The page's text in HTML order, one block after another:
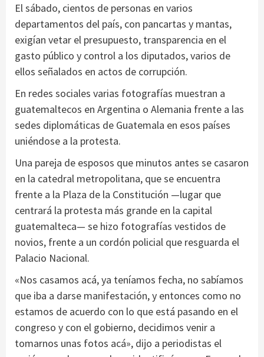
El sábado, cientos de personas en varios
departamentos del país, con pancartas y mantas,
exigían vetar el presupuesto, transparencia en el
gasto público y control a los diputados, varios de
ellos señalados en actos de corrupción.
En redes sociales varias fotografías muestran a
guatemaltecos en Argentina o Alemania frente a las
sedes diplomáticas de Guatemala en esos países
uniéndose a la protesta.
Una pareja de esposos que minutos antes se casaron
en la catedral metropolitana, que se encuentra
frente a la Plaza de la Constitución —lugar que
centrará la protesta más grande en la capital
guatemalteca— se hizo fotografías vestidos de
novios, frente a un cordón policial que resguarda el
Palacio Nacional.
«Nos casamos acá, ya teníamos fecha, no sabíamos
que iba a darse manifestación, y entonces como no
estamos de acuerdo con lo que está pasando en el
congreso y con el gobierno, decidimos venir a
tomarnos unas fotos acá», dijo a periodistas el